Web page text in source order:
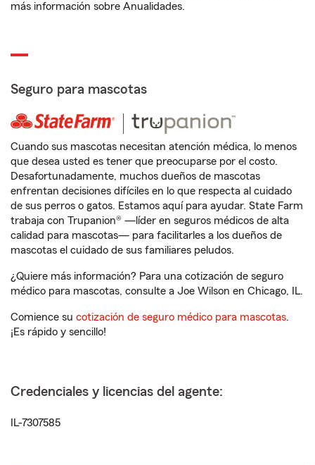
más información sobre Anualidades.
Seguro para mascotas
Cuando sus mascotas necesitan atención médica, lo menos
que desea usted es tener que preocuparse por el costo.
Desafortunadamente, muchos dueños de mascotas
enfrentan decisiones difíciles en lo que respecta al cuidado
de sus perros o gatos. Estamos aquí para ayudar. State Farm
trabaja con Trupanion® —líder en seguros médicos de alta
calidad para mascotas— para facilitarles a los dueños de
mascotas el cuidado de sus familiares peludos.
¿Quiere más información? Para una cotización de seguro
médico para mascotas, consulte a Joe Wilson en Chicago, IL.
Comience su cotización de seguro médico para mascotas.
¡Es rápido y sencillo!
Credenciales y licencias del agente:
IL-7307585